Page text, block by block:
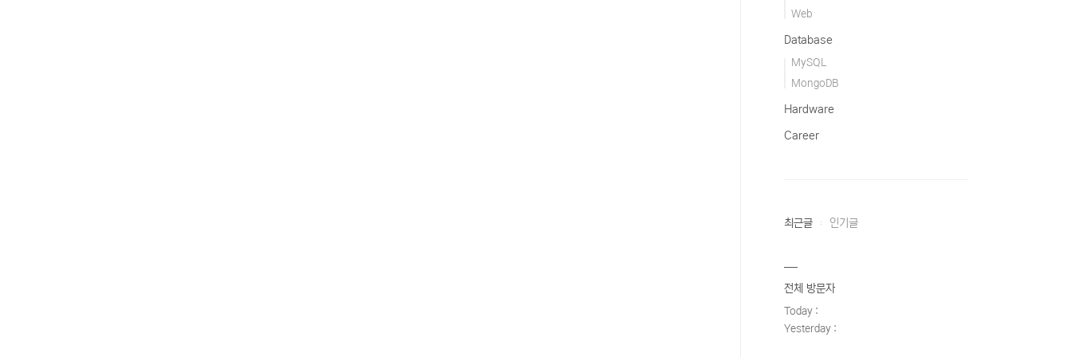
Web
Database
MySQL
MongoDB
Hardware
Career
최근글 인기글
전체 방문자
Today :
Yesterday :